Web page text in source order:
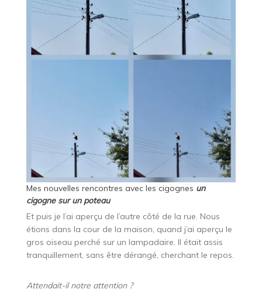
Mes nouvelles rencontres avec les cigognes un
cigogne sur un poteau
Et puis je l’ai aperçu de l’autre côté de la rue. Nous
étions dans la cour de la maison, quand j’ai aperçu le
gros oiseau perché sur un lampadaire. Il était assis
tranquillement, sans être dérangé, cherchant le repos.
Attendait-il notre attention ?